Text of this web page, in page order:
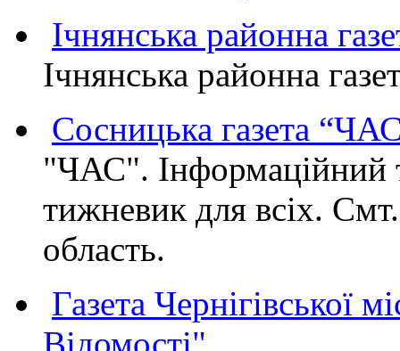
Ічнянська районна
Ічнянська районна
Сосницька газета
"ЧАС". Інформаційний
тижневик для всіх.
область.
Газета Чернігівської
Відомості"